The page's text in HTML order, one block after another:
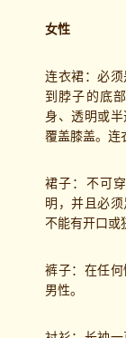
女性
连衣裙：必
到脖子的底
身、透明或
覆盖膝盖。
裙子：不可
明，并且必
不能有开口或
裤子：在任
男性。